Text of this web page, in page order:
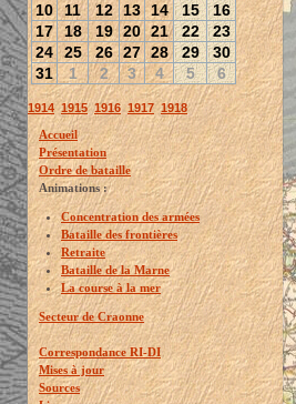
10
11 12 13 14 15
16
17 18 19 20 21 22
23
24 25 26 27 28 29
30
31
1 2 3 4 5 6
1914 1915 1916 1917 1918
Accueil
Présentation
Ordre de bataille
Animations :
Concentration des armées
Bataille des frontières
Retraite
Bataille de la Marne
La course à la mer
Secteur de Craonne
Correspondance RI-DI
Mises à jour
Sources